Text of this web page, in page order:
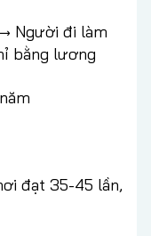
Người đi làm
bằng lương
đạt 35-45 lần,